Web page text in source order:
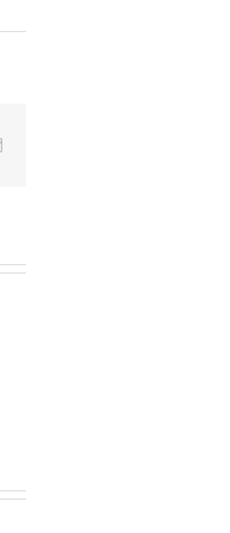
Email